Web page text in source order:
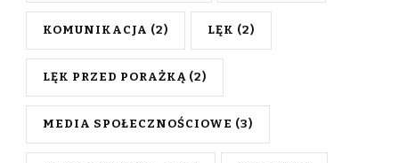
KOMUNIKACJA (2) LĘK (2)
LĘK PRZED PORAŻKĄ (2)
MEDIA SPOŁECZNOŚCIOWE (3)